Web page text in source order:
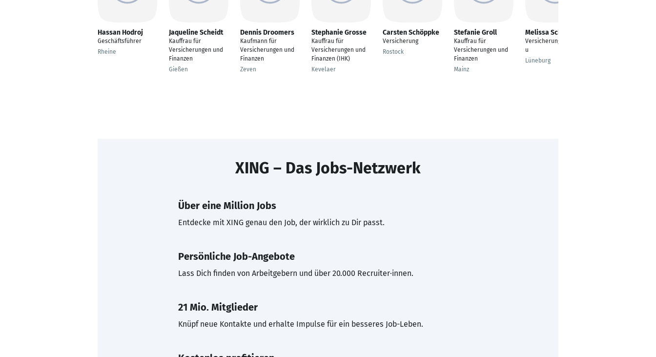
Hassan Hodroj
Geschäftsführer
Rheine
Jaqueline Scheidt
Kauffrau für
Versicherungen und
Finanzen
Gießen
Dennis Droomers
Kaufmann für
Versicherungen und
Finanzen
Zeven
Stephanie Grosse
Kauffrau für
Versicherungen und
Finanzen (IHK)
Kevelaer
Carsten Schöppke
Versicherung
Rostock
Stefanie Groll
Kauffrau für
Versicherungen und
Finanzen
Mainz
Melissa Schulz
Versicherungskauffra
u
Lüneburg
XING – Das Jobs-Netzwerk
Über eine Million Jobs
Entdecke mit XING genau den Job, der wirklich zu Dir passt.
Persönliche Job-Angebote
Lass Dich finden von Arbeitgebern und über 20.000 Recruiter·innen.
21 Mio. Mitglieder
Knüpf neue Kontakte und erhalte Impulse für ein besseres Job-Leben.